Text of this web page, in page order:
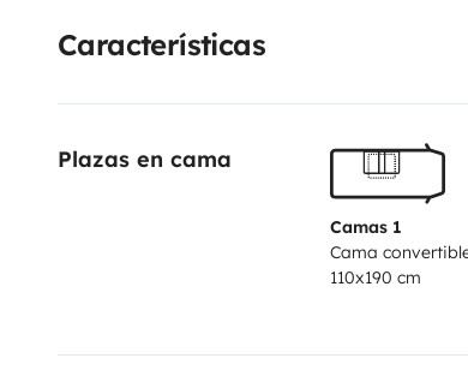
premier séjour!
Nous sommes disponibles et
Características
Plazas en cama
Camas 1
Cama
110x190 cm